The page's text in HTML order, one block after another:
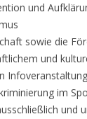
und
sowie die
und
im
und